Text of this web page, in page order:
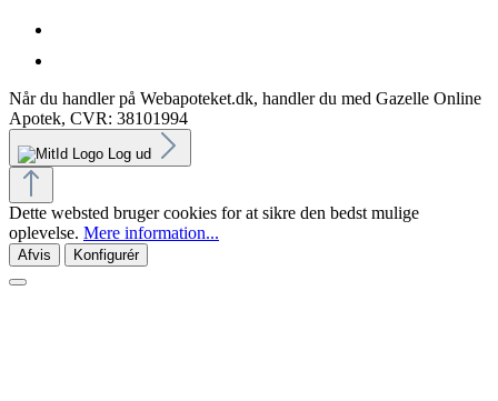
Når du handler på Webapoteket.dk, handler du med Gazelle Online
Apotek, CVR: 38101994
Log ud
Dette websted bruger cookies for at sikre den bedst mulige
oplevelse. Mere information...
Afvis Konfigurér